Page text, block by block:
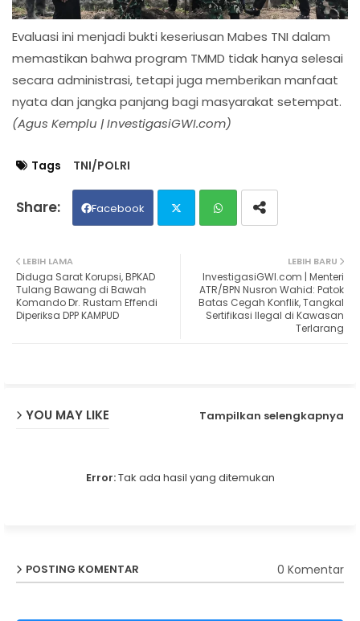
Evaluasi ini menjadi bukti keseriusan Mabes TNI dalam
memastikan bahwa program TMMD tidak hanya selesai
secara administrasi, tetapi juga memberikan manfaat
nyata dan jangka panjang bagi masyarakat setempat.
(Agus Kemplu | InvestigasiGWI.com)
Tags TNI/POLRI
Facebook
ats
ap
LEBIH BARU
InvestigasiGWI.com | Menteri
ATR/BPN Nusron Wahid: Patok
Batas Cegah Konflik, Tangkal
Sertifikasi Ilegal di Kawasan
Terlarang
LEBIH LAMA
Diduga Sarat Korupsi, BPKAD
Tulang Bawang di Bawah
Komando Dr. Rustam Effendi
Diperiksa DPP KAMPUD
YOU MAY LIKE Tampilkan selengkapnya
Error:Tak ada hasil yang ditemukan
POSTING KOMENTAR 0 Komentar